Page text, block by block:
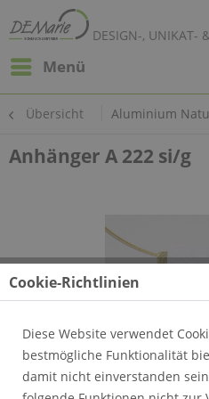
DESIGN-, UNIKAT-
Menü
Übersicht Aluminium
Anhänger A 222 si/g
Cookie-Richtlinien
Diese Website verwendet
bestmögliche Funktionalität
damit nicht einverstanden